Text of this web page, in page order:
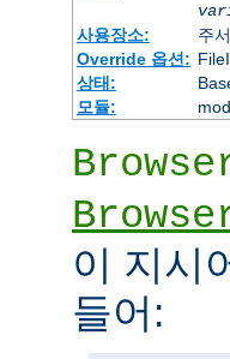
사용장소:
주
Override 옵션:
상태:
모듈:
이 지시
들어: